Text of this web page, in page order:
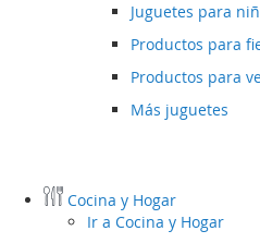
Juguetes para
Productos para
Productos para
Más juguetes
Cocina y Hogar
Ir a Cocina y Hogar